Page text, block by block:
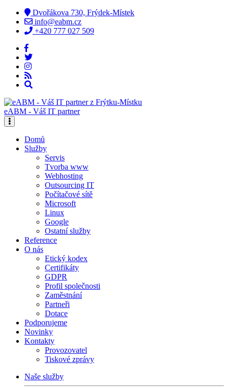
Dvořákova 730, Frýdek-Místek
info@eabm.cz
+420 777 027 509
eABM - Váš IT partner
Domů
Služby
Servis
Tvorba www
Webhosting
Outsourcing IT
Počítačové sítě
Microsoft
Linux
Google
Ostatní služby
Reference
O nás
Etický kodex
Certifikáty
GDPR
Profil společnosti
Zaměstnání
Partneři
Dotace
Podporujeme
Novinky
Kontakty
Provozovatel
Tiskové zprávy
Naše služby